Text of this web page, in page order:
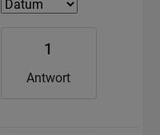
1
Antwort